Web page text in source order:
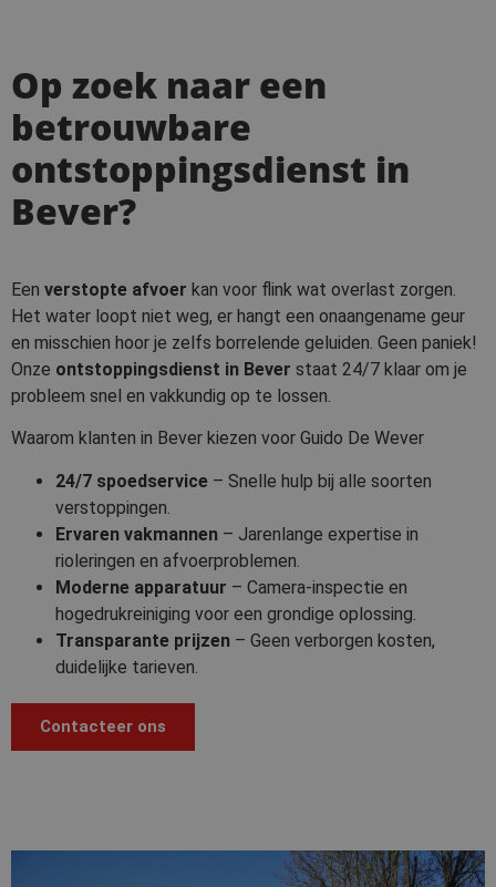
Op zoek naar een
betrouwbare
ontstoppingsdienst in
Bever?
Een verstopte afvoer kan voor flink wat overlast zorgen.
Het water loopt niet weg, er hangt een onaangename geur
en misschien hoor je zelfs borrelende geluiden. Geen paniek!
Onze ontstoppingsdienst in Bever staat 24/7 klaar om je
probleem snel en vakkundig op te lossen.
Waarom klanten in Bever kiezen voor Guido De Wever
24/7 spoedservice – Snelle hulp bij alle soorten
verstoppingen.
Ervaren vakmannen – Jarenlange expertise in
rioleringen en afvoerproblemen.
Moderne apparatuur – Camera-inspectie en
hogedrukreiniging voor een grondige oplossing.
Transparante prijzen – Geen verborgen kosten,
duidelijke tarieven.
Contacteer ons